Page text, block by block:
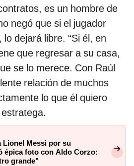
es un hombre de
negó que si el jugador
dejará libre. “Si él, en
que regresar a su casa,
se lo merece. Con Raúl
relación de muchos
lo que él quiero
Lionel Messi por su
épica foto con Aldo Corzo:
grande"